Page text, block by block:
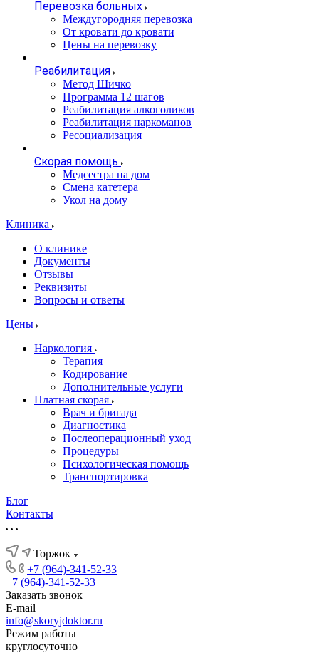
Перевозка больных
Междугородняя перевозка
От кровати до кровати
Цены на перевозку
Реабилитация
Метод Шичко
Программа 12 шагов
Реабилитация алкоголиков
Реабилитация наркоманов
Ресоциализация
Скорая помощь
Медсестра на дом
Смена катетера
Укол на дому
Клиника
О клинике
Документы
Отзывы
Реквизиты
Вопросы и ответы
Цены
Наркология
Терапия
Кодирование
Дополнительные услуги
Платная скорая
Врач и бригада
Диагностика
Послеоперационный уход
Процедуры
Психологическая помощь
Транспортировка
Блог
Контакты
Торжок
+7 (964)-341-52-33
+7 (964)-341-52-33
Заказать звонок
E-mail
info@skoryjdoktor.ru
Режим работы
круглосуточно